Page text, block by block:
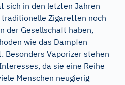
sich in den letzten Jahren
Zigaretten noch
der Gesellschaft haben,
wie das Dampfen
Besonders Vaporizer stehen
da sie eine Reihe
Menschen neugierig